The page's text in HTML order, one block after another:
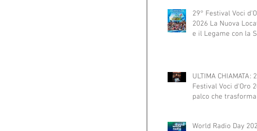
29° Festival Voci
2026 La Nuova
e il Legame con la
ULTIMA CHIAMATA:
Festival Voci d'Oro
palco che
World Radio Day